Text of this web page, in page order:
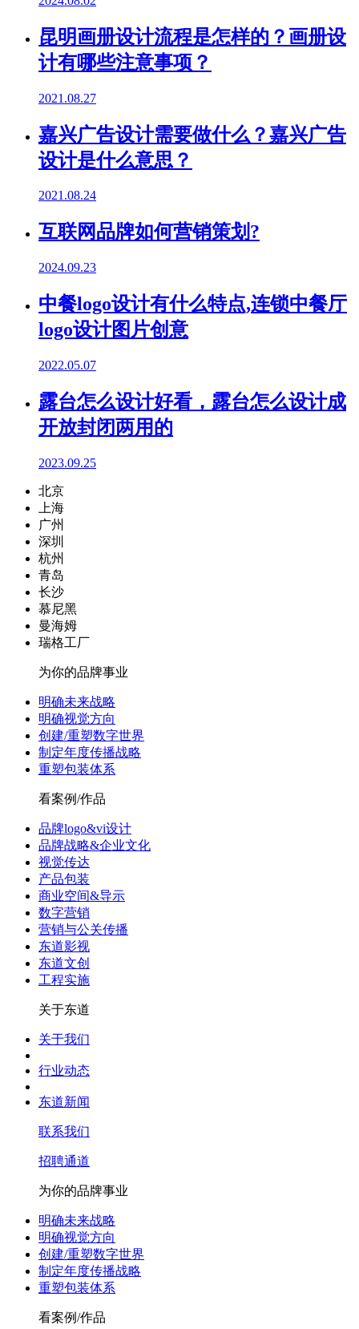
昆明画册设计流程是怎样的？画册设
计有哪些注意事项？
2021.08.27
嘉兴广告设计需要做什么？嘉兴广告
设计是什么意思？
2021.08.24
互联网品牌如何营销策划?
2024.09.23
中餐logo设计有什么特点,连锁中餐厅
logo设计图片创意
2022.05.07
露台怎么设计好看，露台怎么设计成
开放封闭两用的
2023.09.25
北京
上海
广州
深圳
杭州
青岛
长沙
慕尼黑
曼海姆
瑞格工厂
为你的品牌事业
明确未来战略
明确视觉方向
创建/重塑数字世界
制定年度传播战略
重塑包装体系
看案例/作品
品牌logo&vi设计
品牌战略&企业文化
视觉传达
产品包装
商业空间&导示
数字营销
营销与公关传播
东道影视
东道文创
工程实施
关于东道
关于我们
行业动态
东道新闻
联系我们
招聘通道
为你的品牌事业
明确未来战略
明确视觉方向
创建/重塑数字世界
制定年度传播战略
重塑包装体系
看案例/作品